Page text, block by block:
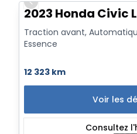
Previous slide
2023 Honda Civic
Traction avant,
Essence
12 323 km
Voir les
Consultez